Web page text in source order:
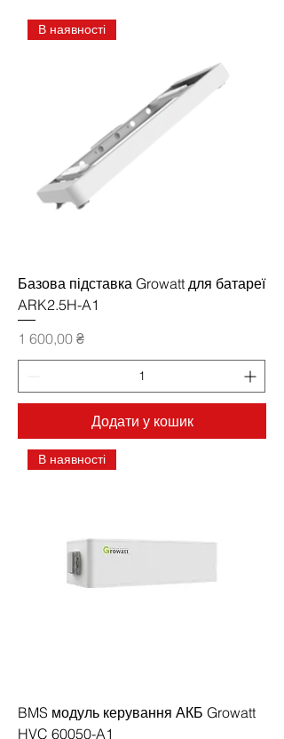
В наявності
Базова підставка Growatt для батареї
ARK2.5H-A1
Ціна
1 600,00 ₴
Додати у кошик
В наявності
BMS модуль керування АКБ Growatt
HVC 60050-A1